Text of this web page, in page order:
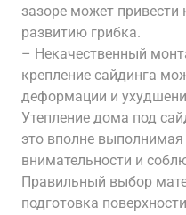
зазоре может привести
развитию грибка.
– Некачественный
крепление сайдинга
деформации и
Утепление дома под
это вполне
внимательности и
Правильный выбор
подготовка